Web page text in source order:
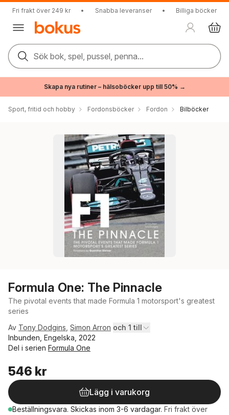
Fri frakt över 249 kr • Snabba leveranser • Billiga böcker
Sök bok, spel, pussel, penna...
Skapa nya rutiner – hälsoböcker upp till 50% →
Sport, fritid och hobby Fordonsböcker Fordon Bilböcker
Formula One: The Pinnacle
The pivotal events that made Formula 1 motorsport's greatest
series
Av Tony Dodgins Simon Arron och 1 till
Inbunden, Engelska, 2022
Del i serien Formula One
546 kr
Lägg i varukorg
Beställningsvara. Skickas inom 3-6 vardagar. Fri frakt över